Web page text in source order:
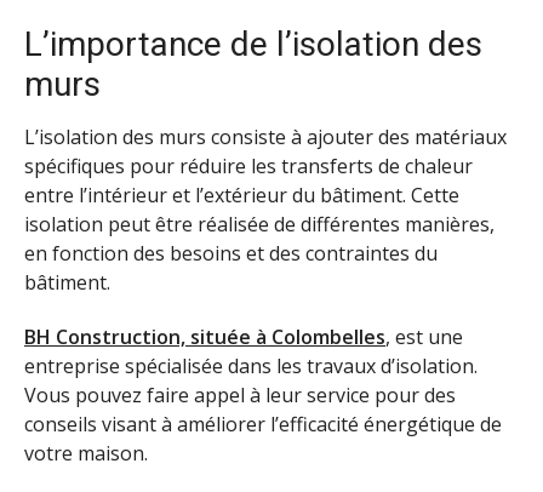
L’importance de l’isolation des
murs
L’isolation des murs consiste à ajouter des matériaux
spécifiques pour réduire les transferts de chaleur
entre l’intérieur et l’extérieur du bâtiment. Cette
isolation peut être réalisée de différentes manières,
en fonction des besoins et des contraintes du
bâtiment.
BH Construction, située à Colombelles, est une
entreprise spécialisée dans les travaux d’isolation.
Vous pouvez faire appel à leur service pour des
conseils visant à améliorer l’efficacité énergétique de
votre maison.